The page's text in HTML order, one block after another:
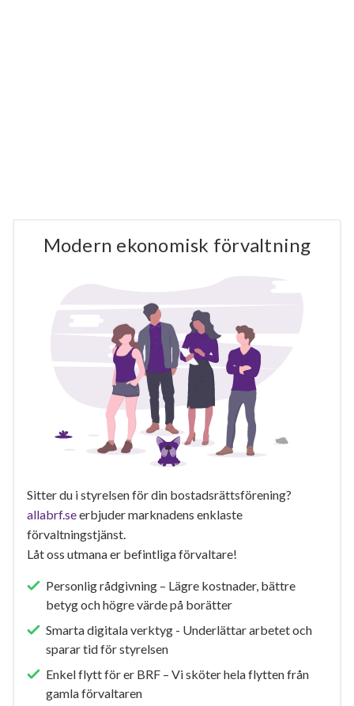
Modern ekonomisk förvaltning
Sitter du i styrelsen för din bostadsrättsförening?
allabrf.seerbjuder marknadens enklaste
förvaltningstjänst.
Låt oss utmana er befintliga förvaltare!
Personlig rådgivning – Lägre kostnader, bättre
betyg och högre värde på borätter
Smarta digitala verktyg - Underlättar arbetet och
sparar tid för styrelsen
Enkel flytt för er BRF – Vi sköter hela flytten från
gamla förvaltaren